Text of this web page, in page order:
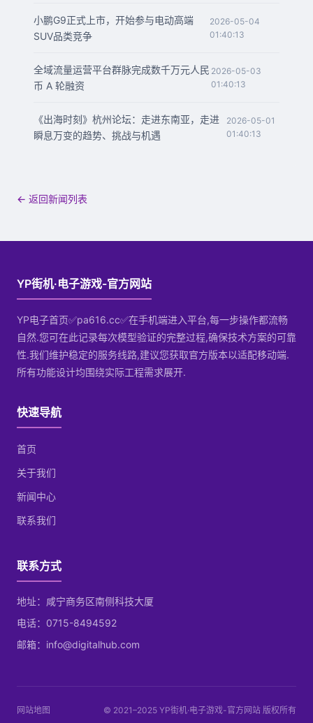
小鹏G9正式上市，开始参与电动高端
SUV品类竞争
2026-05-04
01:40:13
全域流量运营平台群脉完成数千万元人民
币 A 轮融资
2026-05-03
01:40:13
《出海时刻》杭州论坛：走进东南亚，走进
瞬息万变的趋势、挑战与机遇
2026-05-01
01:40:13
← 返回新闻列表
YP街机·电子游戏-官方网站
YP电子首页✅pa616.cc✅在手机端进入平台,每一步操作都流畅
自然.您可在此记录每次模型验证的完整过程,确保技术方案的可靠
性.我们维护稳定的服务线路,建议您获取官方版本以适配移动端.
所有功能设计均围绕实际工程需求展开.
快速导航
首页
关于我们
新闻中心
联系我们
联系方式
地址：咸宁商务区南侧科技大厦
电话：0715-8494592
邮箱：info@digitalhub.com
网站地图 © 2021–2025 YP街机·电子游戏-官方网站 版权所有